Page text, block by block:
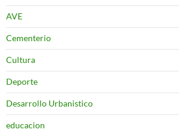
AVE
Cementerio
Cultura
Deporte
Desarrollo Urbanistico
educacion